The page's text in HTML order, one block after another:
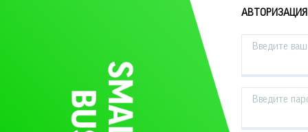
АВТОРИЗАЦИЯ
Введите
Введите